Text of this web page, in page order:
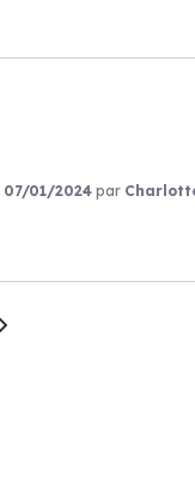
07/01/2024 par